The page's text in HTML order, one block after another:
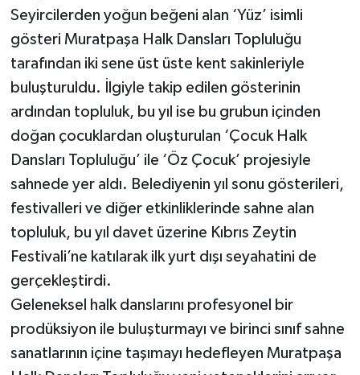
Seyircilerden yoğun beğeni alan ‘Yüz’ isimli
gösteri Muratpaşa Halk Dansları Topluluğu
tarafından iki sene üst üste kent sakinleriyle
buluşturuldu. İlgiyle takip edilen gösterinin
ardından topluluk, bu yıl ise bu grubun içinden
doğan çocuklardan oluşturulan ‘Çocuk Halk
Dansları Topluluğu’ ile ‘Öz Çocuk’ projesiyle
sahnede yer aldı. Belediyenin yıl sonu gösterileri,
festivalleri ve diğer etkinliklerinde sahne alan
topluluk, bu yıl davet üzerine Kıbrıs Zeytin
Festivali’ne katılarak ilk yurt dışı seyahatini de
gerçekleştirdi.
Geleneksel halk danslarını profesyonel bir
prodüksiyon ile buluşturmayı ve birinci sınıf sahne
sanatlarının içine taşımayı hedefleyen Muratpaşa